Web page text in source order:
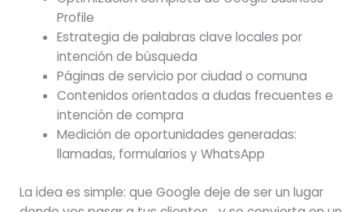
Profile
Estrategia de palabras clave locales por
intención de búsqueda
Páginas de servicio por ciudad o comuna
Contenidos orientados a dudas frecuentes e
intención de compra
Medición de oportunidades generadas:
llamadas, formularios y WhatsApp
La idea es simple: que Google deje de ser un lugar